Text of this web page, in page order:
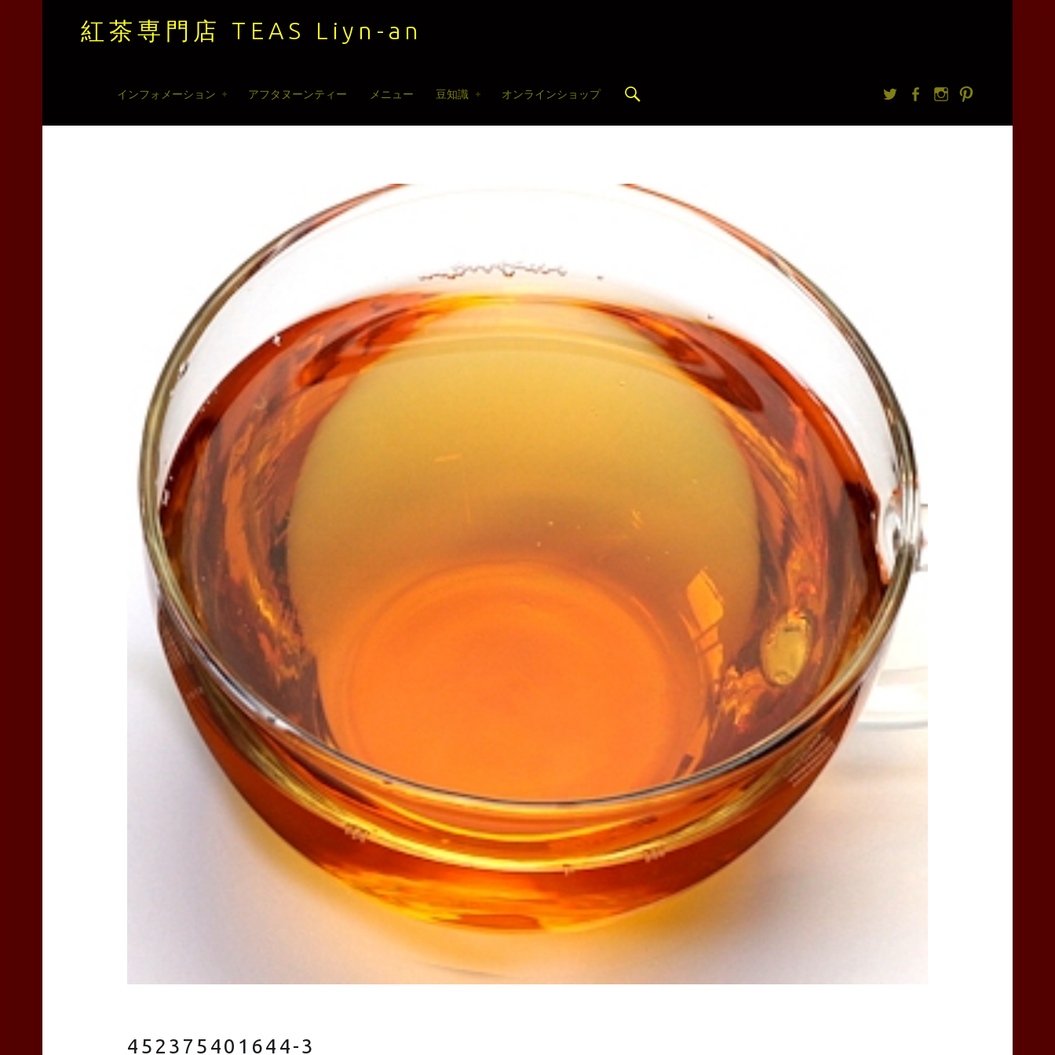
紅茶専門店 TEAS Liyn-an
紅
Liyn-
navigation
Skip
インフォメーション アフタヌーンティー メニュー 豆知識 オンラインショップ Twitterfacebook
Instagram
Pintrest
452375401644-3